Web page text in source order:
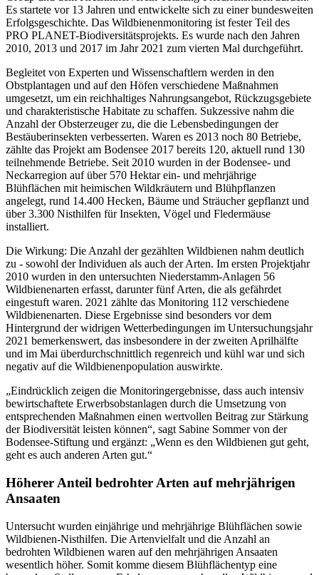
Es startete vor 13 Jahren und entwickelte sich zu einer bundesweiten
Erfolgsgeschichte. Das Wildbienenmonitoring ist fester Teil des
PRO PLANET-Biodiversitätsprojekts. Es wurde nach den Jahren
2010, 2013 und 2017 im Jahr 2021 zum vierten Mal durchgeführt.
Begleitet von Experten und Wissenschaftlern werden in den
Obstplantagen und auf den Höfen verschiedene Maßnahmen
umgesetzt, um ein reichhaltiges Nahrungsangebot, Rückzugsgebiete
und charakteristische Habitate zu schaffen. Sukzessive nahm die
Anzahl der Obsterzeuger zu, die die Lebensbedingungen der
Bestäuberinsekten verbesserten. Waren es 2013 noch 80 Betriebe,
zählte das Projekt am Bodensee 2017 bereits 120, aktuell rund 130
teilnehmende Betriebe. Seit 2010 wurden in der Bodensee- und
Neckarregion auf über 570 Hektar ein- und mehrjährige
Blühflächen mit heimischen Wildkräutern und Blühpflanzen
angelegt, rund 14.400 Hecken, Bäume und Sträucher gepflanzt und
über 3.300 Nisthilfen für Insekten, Vögel und Fledermäuse
installiert.
Die Wirkung: Die Anzahl der gezählten Wildbienen nahm deutlich
zu - sowohl der Individuen als auch der Arten. Im ersten Projektjahr
2010 wurden in den untersuchten Niederstamm-Anlagen 56
Wildbienenarten erfasst, darunter fünf Arten, die als gefährdet
eingestuft waren. 2021 zählte das Monitoring 112 verschiedene
Wildbienenarten. Diese Ergebnisse sind besonders vor dem
Hintergrund der widrigen Wetterbedingungen im Untersuchungsjahr
2021 bemerkenswert, das insbesondere in der zweiten Aprilhälfte
und im Mai überdurchschnittlich regenreich und kühl war und sich
negativ auf die Wildbienenpopulation auswirkte.
„Eindrücklich zeigen die Monitoringergebnisse, dass auch intensiv
bewirtschaftete Erwerbsobstanlagen durch die Umsetzung von
entsprechenden Maßnahmen einen wertvollen Beitrag zur Stärkung
der Biodiversität leisten können“, sagt Sabine Sommer von der
Bodensee-Stiftung und ergänzt: „Wenn es den Wildbienen gut geht,
geht es auch anderen Arten gut.“
Höherer Anteil bedrohter Arten auf mehrjährigen
Ansaaten
Untersucht wurden einjährige und mehrjährige Blühflächen sowie
Wildbienen-Nisthilfen. Die Artenvielfalt und die Anzahl an
bedrohten Wildbienen waren auf den mehrjährigen Ansaaten
wesentlich höher. Somit komme diesem Blühflächentyp eine